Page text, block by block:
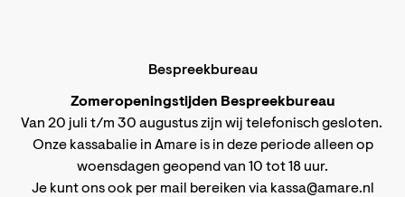
Bespreekbureau
Zomeropeningstijden Bespreekbureau
Van 20 juli t/m 30 augustus zijn wij telefonisch gesloten.
Onze kassabalie in Amare is in deze periode alleen op
woensdagen geopend van 10 tot 18 uur.
Je kunt ons ook per mail bereiken via kassa@amare.nl